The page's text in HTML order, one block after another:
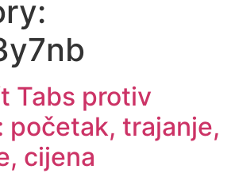
Tabs protiv
početak, trajanje,
cijena